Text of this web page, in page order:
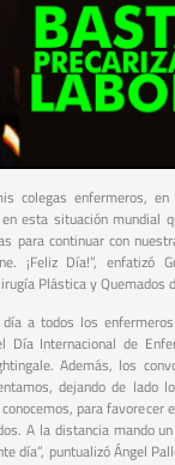
colegas enfermeros,
esta situación mundial
para continuar con
¡Feliz Día!”, enfatizó
Plástica y Quemados
día a todos los
Día Internacional de
Además, los
dejando de lado
para favorecer
A la distancia mando
día”, puntualizó Ángel